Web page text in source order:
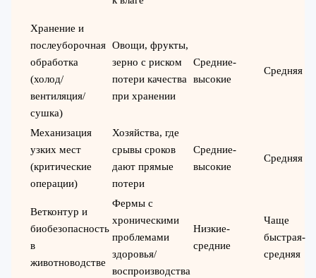
Хранение и
послеуборочная
обработка
(холод/
вентиляция/
сушка)
Овощи, фрукты,
зерно с риском
потери качества
при хранении
Средние-
высокие
Средняя
Механизация
узких мест
(критические
операции)
Хозяйства, где
срывы сроков
дают прямые
потери
Средние-
высокие
Средняя
Ветконтур и
биобезопасность
в
животноводстве
Фермы с
хроническими
проблемами
здоровья/
воспроизводства
Низкие-
средние
Чаще
быстрая-
средняя